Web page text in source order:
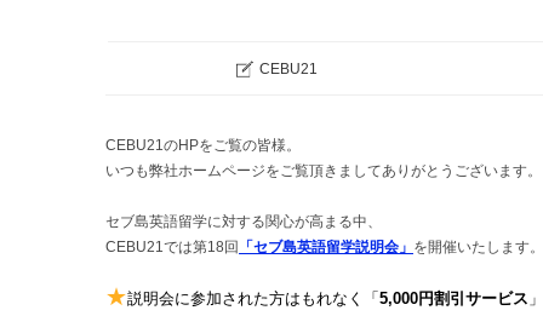
CEBU21
CEBU21のHPをご覧の皆様。
いつも弊社ホームページをご覧頂きましてありがとうございます。
セブ島英語留学に対する関心が高まる中、
CEBU21では第18回
「セブ島英語留学説明会」 を開催いたします。
★説明会に参加された方はもれなく「 5,000円割引サービス